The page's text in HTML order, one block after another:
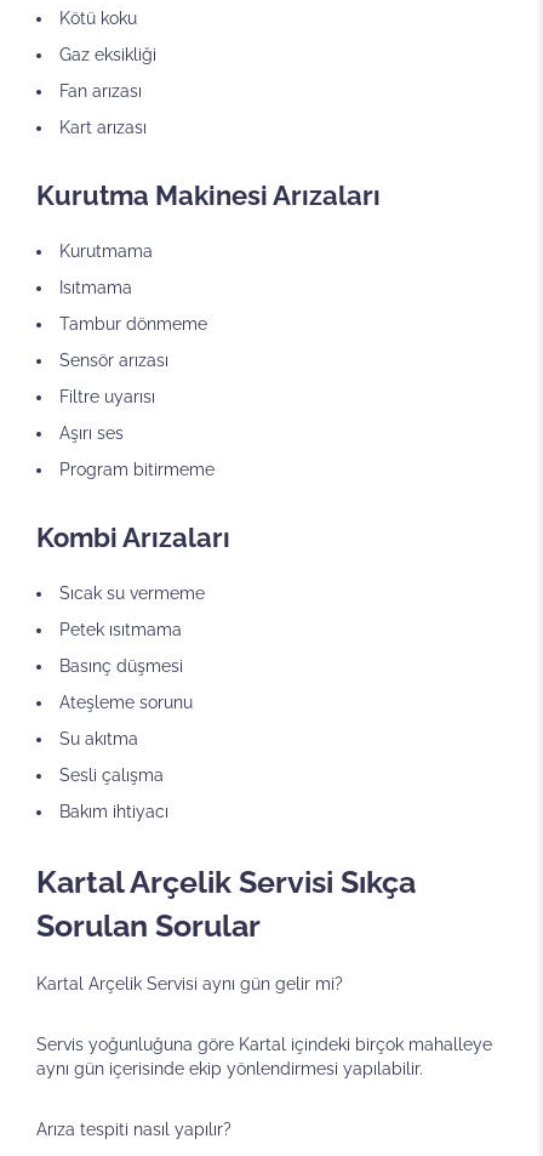
Kötü koku
Gaz eksikliği
Fan arızası
Kart arızası
Kurutma Makinesi Arızaları
Kurutmama
Isıtmama
Tambur dönmeme
Sensör arızası
Filtre uyarısı
Aşırı ses
Program bitirmeme
Kombi Arızaları
Sıcak su vermeme
Petek ısıtmama
Basınç düşmesi
Ateşleme sorunu
Su akıtma
Sesli çalışma
Bakım ihtiyacı
Kartal Arçelik Servisi Sıkça
Sorulan Sorular
Kartal Arçelik Servisi aynı gün gelir mi?
Servis yoğunluğuna göre Kartal içindeki birçok mahalleye
aynı gün içerisinde ekip yönlendirmesi yapılabilir.
Arıza tespiti nasıl yapılır?